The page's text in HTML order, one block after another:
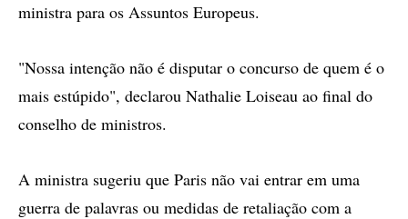
ministra para os Assuntos Europeus.
"Nossa intenção não é disputar o concurso de quem é o
mais estúpido", declarou Nathalie Loiseau ao final do
conselho de ministros.
A ministra sugeriu que Paris não vai entrar em uma
guerra de palavras ou medidas de retaliação com a